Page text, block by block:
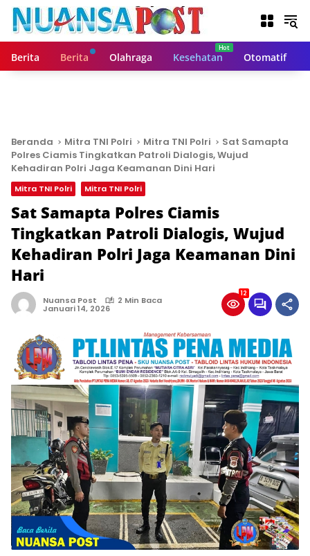
Berita Berita Olahraga Kesehatan Otomatif
Beranda Mitra TNI Polri Mitra TNI Polri
Sat Samapta
Polres Ciamis Tingkatkan Patroli Dialogis, Wujud
Kehadiran Polri Jaga Keamanan Dini Hari
Mitra TNI Polri Mitra TNI Polri
Sat Samapta Polres Ciamis
Tingkatkan Patroli Dialogis, Wujud
Kehadiran Polri Jaga Keamanan Dini
Hari
Nuansa Post 2 Min Baca
Januari 14, 2026
12